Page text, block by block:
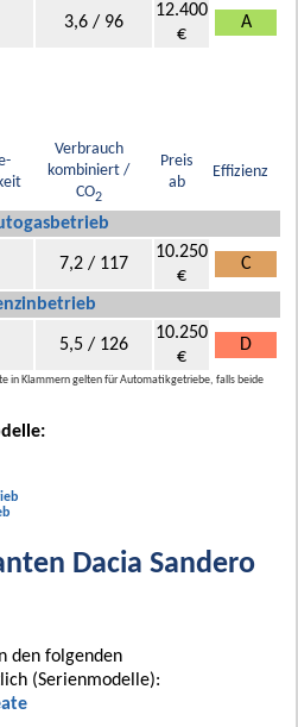
3,6 / 96
12.400
€
A
Verbrauch
kombiniert /
CO2
Preis
ab
Effizienz
7,2 / 117
10.250
€
C
5,5 / 126
10.250
€
D
in Klammern gelten für Automatikgetriebe, falls beide
Dacia Sandero
den folgenden
(Serienmodelle):